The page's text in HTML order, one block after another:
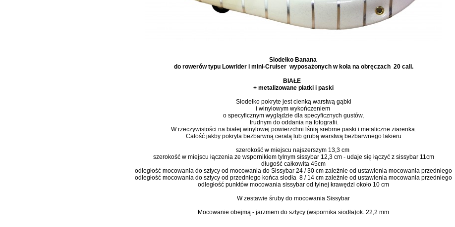
Siodełko Banana
do rowerów typu Lowrider i mini-Cruiser wyposażonych w koła na obręczach 20 cali.
BIAŁE
+ metalizowane płatki i paski
Siodełko pokryte jest cienką warstwą gąbki
i winylowym wykończeniem
o specyficznym wyglądzie dla specyficznych gustów,
trudnym do oddania na fotografii.
W rzeczywistości na białej winylowej powierzchni lśnią srebrne paski i metaliczne ziarenka.
Całość jakby pokryta bezbarwną ceratą lub grubą warstwą bezbarwnego lakieru
szerokość w miejscu najszerszym 13,3 cm
szerokość w miejscu łączenia ze wspornikiem tylnym sissybar 12,3 cm - udaje się łączyć z sissybar 11cm
długość całkowita 45cm
odległość mocowania do sztycy od mocowania do Sissybar 24 / 30 cm zależnie od ustawienia mocowania przedniego
odległość mocowania do sztycy od przedniego końca siodła 8 / 14 cm zależnie od ustawienia mocowania przedniego
odległość punktów mocowania sissybar od tylnej krawędzi około 10 cm
W zestawie śruby do mocowania Sissybar
Mocowanie obejmą - jarzmem do sztycy (wspornika siodła)ok. 22,2 mm